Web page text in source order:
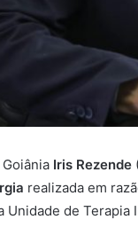
Iris Rezende
realizada em
Unidade de Terapia